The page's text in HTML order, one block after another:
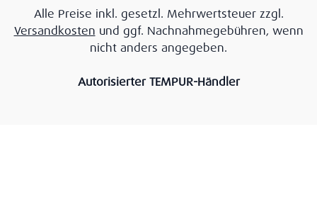
Alle Preise inkl. gesetzl. Mehrwertsteuer zzgl.
Versandkosten und ggf. Nachnahmegebühren, wenn
nicht anders angegeben.
Autorisierter TEMPUR-Händler